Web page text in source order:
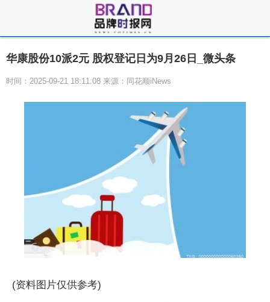
华康股份10派2元 股权登记日为9月26日_微头条
时间：2025-09-21 18:11:08 来源：同花顺iNews
(资料图片仅供参考)